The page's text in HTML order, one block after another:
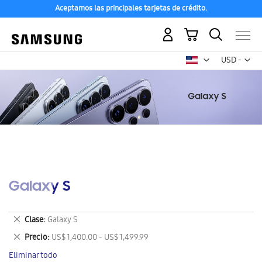
Aceptamos las principales tarjetas de crédito.
USD -
dólar
Mi carrito
Galaxy S
Clase Galaxy S
Eliminar
este
artículo
Precio US$ 1,400.00 - US$ 1,499.99
Eliminar
este
Eliminar todo